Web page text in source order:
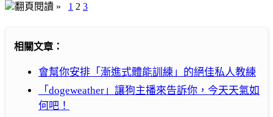
翻頁閱讀 » 1 2 3
相關文章：
會幫你安排「漸進式體能訓練」的絕佳私人教練
「dogeweather」讓狗主播來告訴你，今天天氣如
何吧！